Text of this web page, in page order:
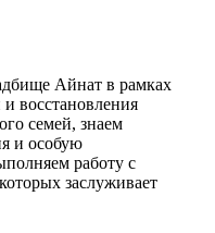
Айнат в рамках
восстановления
семей, знаем
и особую
работу с
заслуживает